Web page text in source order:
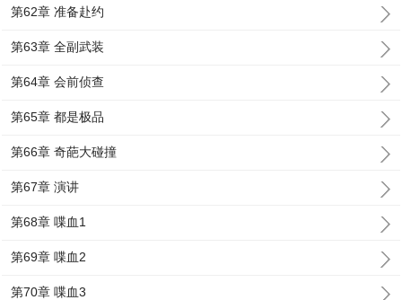
第62章 准备赴约
第63章 全副武装
第64章 会前侦查
第65章 都是极品
第66章 奇葩大碰撞
第67章 演讲
第68章 喋血1
第69章 喋血2
第70章 喋血3